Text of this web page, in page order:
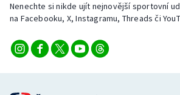
Nenechte si nikde ujít nejnovější sportovní
na Facebooku, X, Instagramu, Threads či